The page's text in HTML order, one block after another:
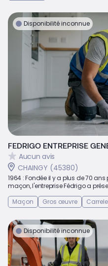
Disponibilité inconnue
FEDRIGO ENTREPRISE
Aucun avis
CHAINGY (45380)
1964 : Fondée il y a plus de 70
maçon, l'entreprise Fédrigo a
Maçon
Gros œuvre
Disponibilité inconnue